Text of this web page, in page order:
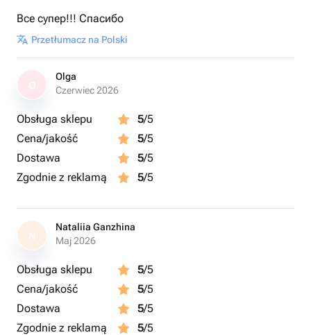
Все супер!!! Спасибо
Przetłumacz na Polski
Olga
Czerwiec 2026
Obsługa sklepu 5/5
Cena/jakość
5/5
Dostawa
5/5
Zgodnie z reklamą
5/5
N
Nataliia Ganzhina
Maj 2026
Obsługa sklepu 5/5
Cena/jakość
5/5
Dostawa
5/5
Zgodnie z reklamą
5/5